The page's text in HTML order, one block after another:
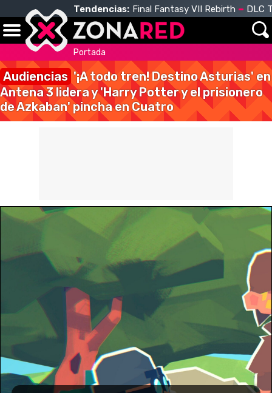
Tendencias: Final Fantasy VII Rebirth DLC
Portada
Audiencias '¡A todo tren! Destino Asturias' en
Antena 3 lidera y 'Harry Potter y el prisionero
de Azkaban' pincha en Cuatro